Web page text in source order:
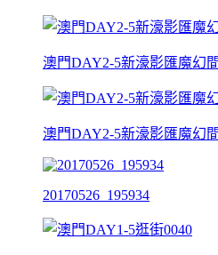
澳門DAY2-5新濠影匯魔幻
澳門DAY2-5新濠影匯魔幻
20170526_195934